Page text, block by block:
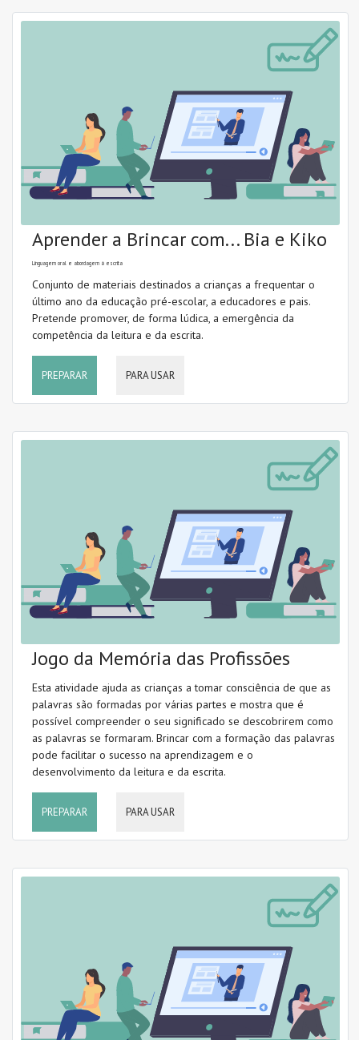
Leitura (decodificação)
Morfologia
Princípio alfabético
Promoção da leitura
Aprender a Brincar com... Bia e Kiko
Linguagem oral e abordagem à escrita
Conjunto de materiais destinados a crianças a frequentar o
último ano da educação pré-escolar, a educadores e pais.
Pretende promover, de forma lúdica, a emergência da
competência da leitura e da escrita.
PREPARAR PARA USAR
Jogo da Memória das Profissões
Esta atividade ajuda as crianças a tomar consciência de que as
palavras são formadas por várias partes e mostra que é
possível compreender o seu significado se descobrirem como
as palavras se formaram. Brincar com a formação das palavras
pode facilitar o sucesso na aprendizagem e o
desenvolvimento da leitura e da escrita.
PREPARAR PARA USAR